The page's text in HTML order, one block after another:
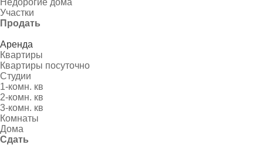
Недорогие дома
Участки
Продать
Аренда
Квартиры
Квартиры посуточно
Студии
1-комн. кв
2-комн. кв
3-комн. кв
Комнаты
Дома
Сдать